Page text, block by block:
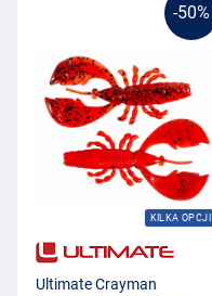
-50%
KILKA OPCJI
Ultimate Crayman